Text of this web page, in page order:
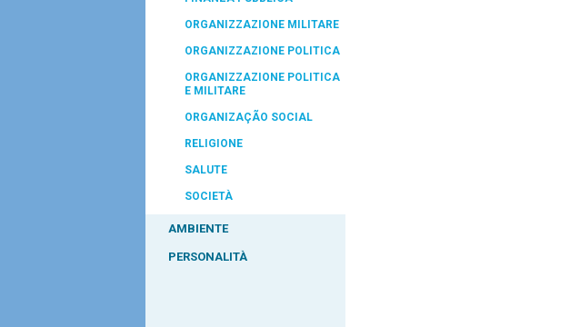
ORGANIZZAZIONE MILITARE
ORGANIZZAZIONE POLITICA
ORGANIZZAZIONE POLITICA
E MILITARE
ORGANIZAÇÃO SOCIAL
RELIGIONE
SALUTE
SOCIETÀ
AMBIENTE
PERSONALITÀ